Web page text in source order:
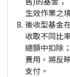
生效作業之
後收型基金
收取不同比
總額中扣除
費用，將反
支付。